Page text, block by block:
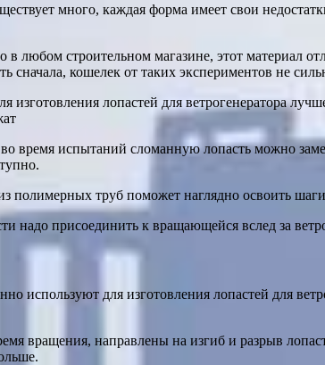
много, каждая форма имеет свои
любом строительном магазине, этот материал
сначала, кошелек от таких экспериментов не
изготовления лопастей для ветрогенератора
время испытаний сломанную лопасть можно
полимерных труб поможет наглядно освоить шаги
надо присоединить к вращающейся вслед за
для изготовления лопастей для
вращения, направлены на изгиб и разрыв